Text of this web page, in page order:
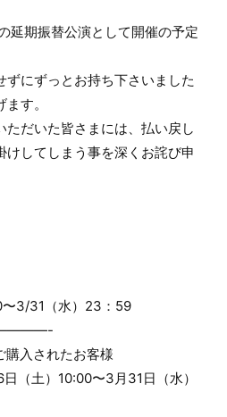
延期振替公演として開催の予定
ずにずっとお持ち下さいました
す。
ただいた皆さまには、払い戻し
してしまう事を深くお詫び申
3/31（水）23：59
入されたお客様
日（土）10:00〜3月31日（水）